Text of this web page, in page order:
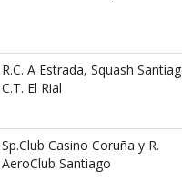
R.C. A Estrada, Squash
C.T. El Rial
Sp.Club Casino Coruña y R.
AeroClub Santiago